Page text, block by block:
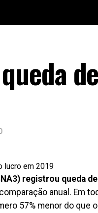
registrou queda
anual. Em
57% menor do que